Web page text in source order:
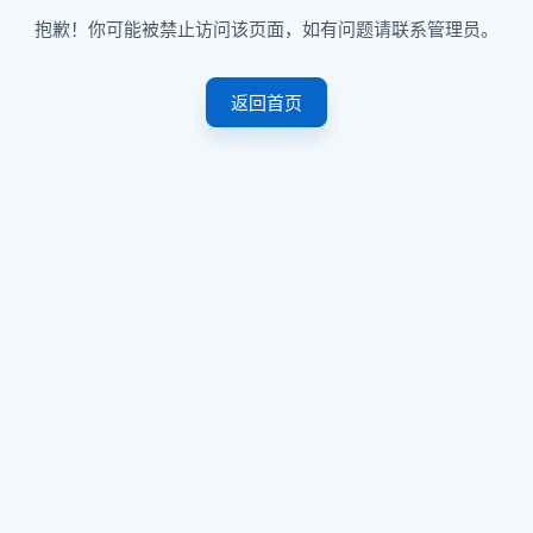
抱歉！你可能被禁止访问该页面，如有问题请联系管理员。
返回首页